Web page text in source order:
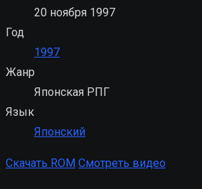
20 ноября 1997
Год
1997
Жанр
Японская РПГ
Язык
Японский
Скачать ROM Смотреть видео